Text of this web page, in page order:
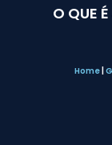
O QUE
Home